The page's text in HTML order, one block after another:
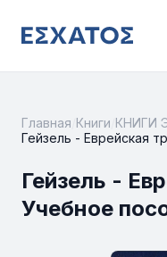
Главная Книги КНИГИ
Гейзель - Еврейская
Гейзель -
Учебное